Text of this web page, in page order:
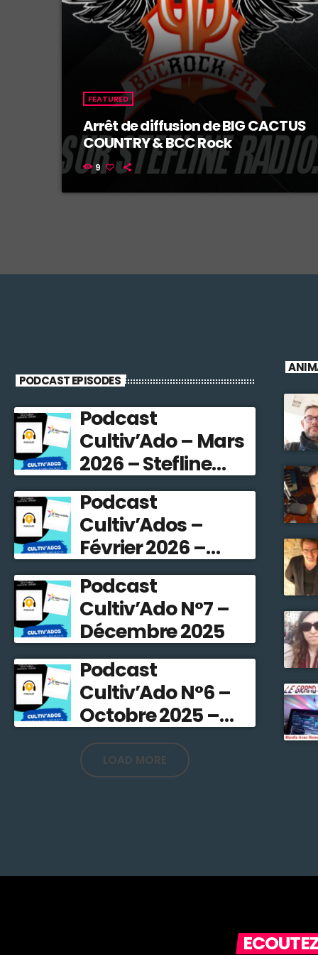
FEATURED
Arrêt de diffusion de BIG CACTUS
COUNTRY & BCC Rock
9
PODCAST EPISODES
Podcast
Cultiv’Ado – Mars
2026 – Stefline
Radio
Podcast
Cultiv’Ados –
Février 2026 –
Stefline Radio
Podcast
Cultiv’Ado N°7 –
Décembre 2025
Podcast
Cultiv’Ado N°6 –
Octobre 2025 –
Stefline Radio
LOAD MORE